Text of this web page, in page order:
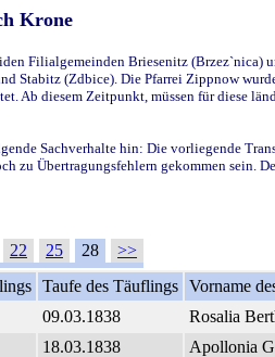
Krone
Filialgemeinden Briesenitz (Brzez`nica)
Stabitz (Zdbice). Die Pfarrei Zippnow
diesem Zeitpunkt, müssen für diese
Sachverhalte hin: Die vorliegende
Übertragungsfehlern gekommen sein.
22 25 28
>>
Taufe des Täuflings Vorname
09.03.1838 Rosalia
18.03.1838 Apollonia